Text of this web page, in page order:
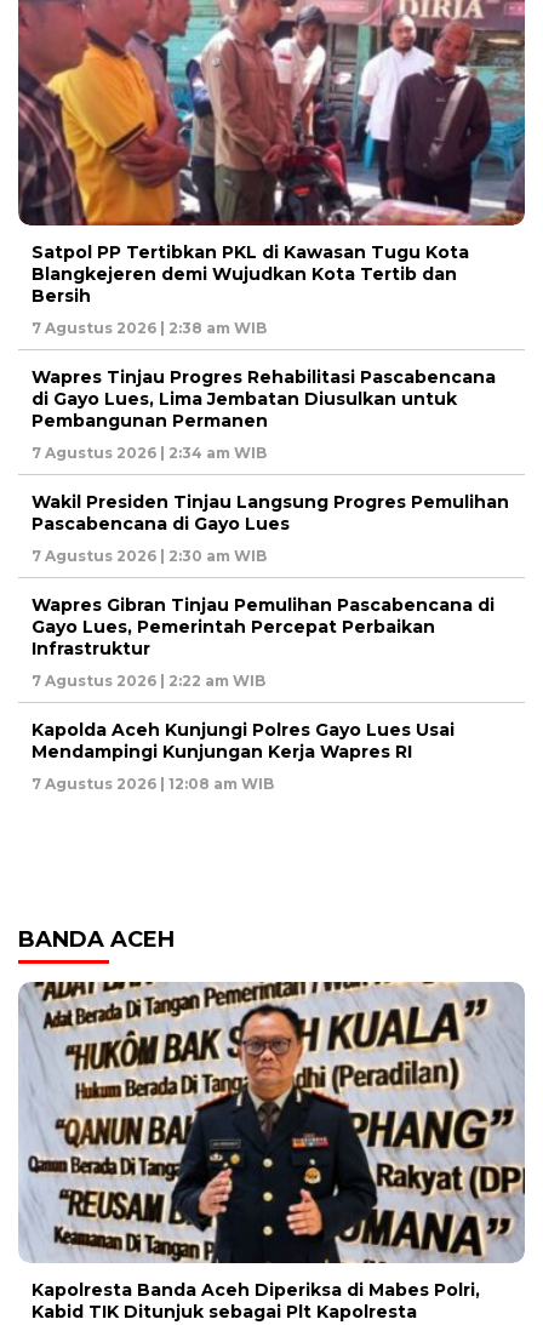
Satpol PP Tertibkan PKL di Kawasan Tugu Kota
Blangkejeren demi Wujudkan Kota Tertib dan
Bersih
7 Agustus 2026 | 2:38 am WIB
Wapres Tinjau Progres Rehabilitasi Pascabencana
di Gayo Lues, Lima Jembatan Diusulkan untuk
Pembangunan Permanen
7 Agustus 2026 | 2:34 am WIB
Wakil Presiden Tinjau Langsung Progres Pemulihan
Pascabencana di Gayo Lues
7 Agustus 2026 | 2:30 am WIB
Wapres Gibran Tinjau Pemulihan Pascabencana di
Gayo Lues, Pemerintah Percepat Perbaikan
Infrastruktur
7 Agustus 2026 | 2:22 am WIB
Kapolda Aceh Kunjungi Polres Gayo Lues Usai
Mendampingi Kunjungan Kerja Wapres RI
7 Agustus 2026 | 12:08 am WIB
BANDA ACEH
Kapolresta Banda Aceh Diperiksa di Mabes Polri,
Kabid TIK Ditunjuk sebagai Plt Kapolresta